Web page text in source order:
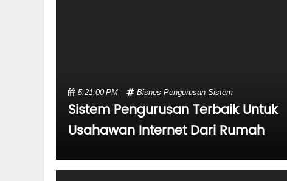
5:21:00 PM Bisnes Pengurusan Sistem
Sistem Pengurusan Terbaik Untuk
Usahawan Internet Dari Rumah